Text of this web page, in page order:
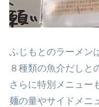
ふじもとのラーメン
８種類の魚介だしと
さらに特別メニュー
麺の量やサイドメニ